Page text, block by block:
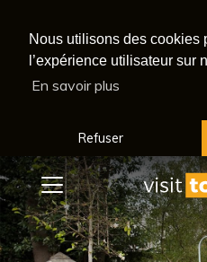
Nous utilisons des cookies
l’expérience utilisateur sur
En savoir plus
Refuser
Menu